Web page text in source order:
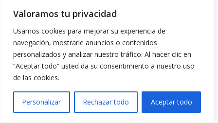
Valoramos tu privacidad
Usamos cookies para mejorar su experiencia de
navegación, mostrarle anuncios o contenidos
personalizados y analizar nuestro tráfico. Al hacer clic en
“Aceptar todo” usted da su consentimiento a nuestro uso
de las cookies.
Personalizar Rechazar todo Aceptar todo